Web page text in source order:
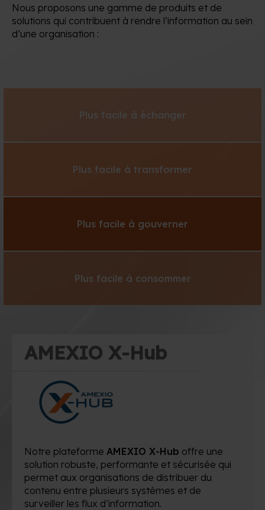
Nous proposons une gamme de produits et de
solutions qui contribuent à rendre l’information au sein
d’une organisation :
Plus facile à échanger
Plus facile à transformer
Plus facile à gouverner
Plus facile à consommer
AMEXIO X-Hub
Notre plateforme AMEXIO X-Hub offre une
solution robuste, performante et sécurisée qui
permet aux organisations de distribuer du
contenu entre plusieurs systèmes et de
surveiller les flux d’information.